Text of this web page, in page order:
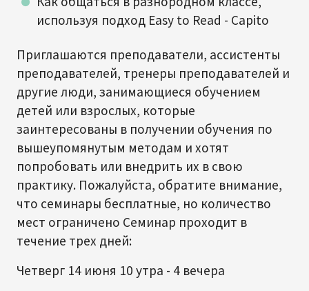
используя подход Easy to Read - Capito
Приглашаются преподаватели, ассистенты
преподавателей, тренеры преподавателей и
другие люди, занимающиеся обучением
детей или взрослых, которые
заинтересованы в получении обучения по
вышеупомянутым методам и хотят
попробовать или внедрить их в свою
практику. Пожалуйста, обратите внимание,
что семинары бесплатные, но количество
мест ограничено Семинар проходит в
течение трех дней:
Четверг 14 июня 10 утра - 4 вечера